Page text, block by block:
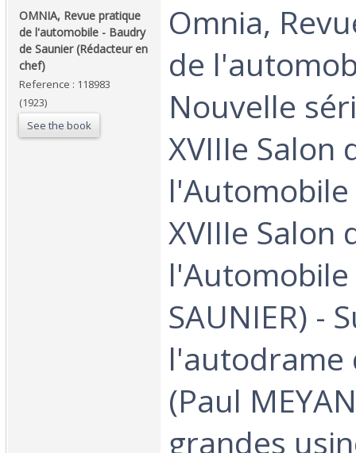
‎OMNIA, Revue pratique
de l'automobile - Baudry
de Saunier (Rédacteur en
chef)‎
Reference : 118983
(1923)
See the book
‎Omnia,
de
Nouvelle
XVIIIe Salon
l'Automobile
XVIIIe Salon
SAUNIER) -
l'autodrame
(Paul
grandes